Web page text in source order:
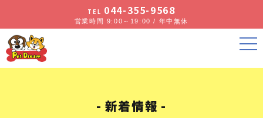
TEL 044-355-9568
営業時間 9:00～19:00 / 年中無休
新着情報